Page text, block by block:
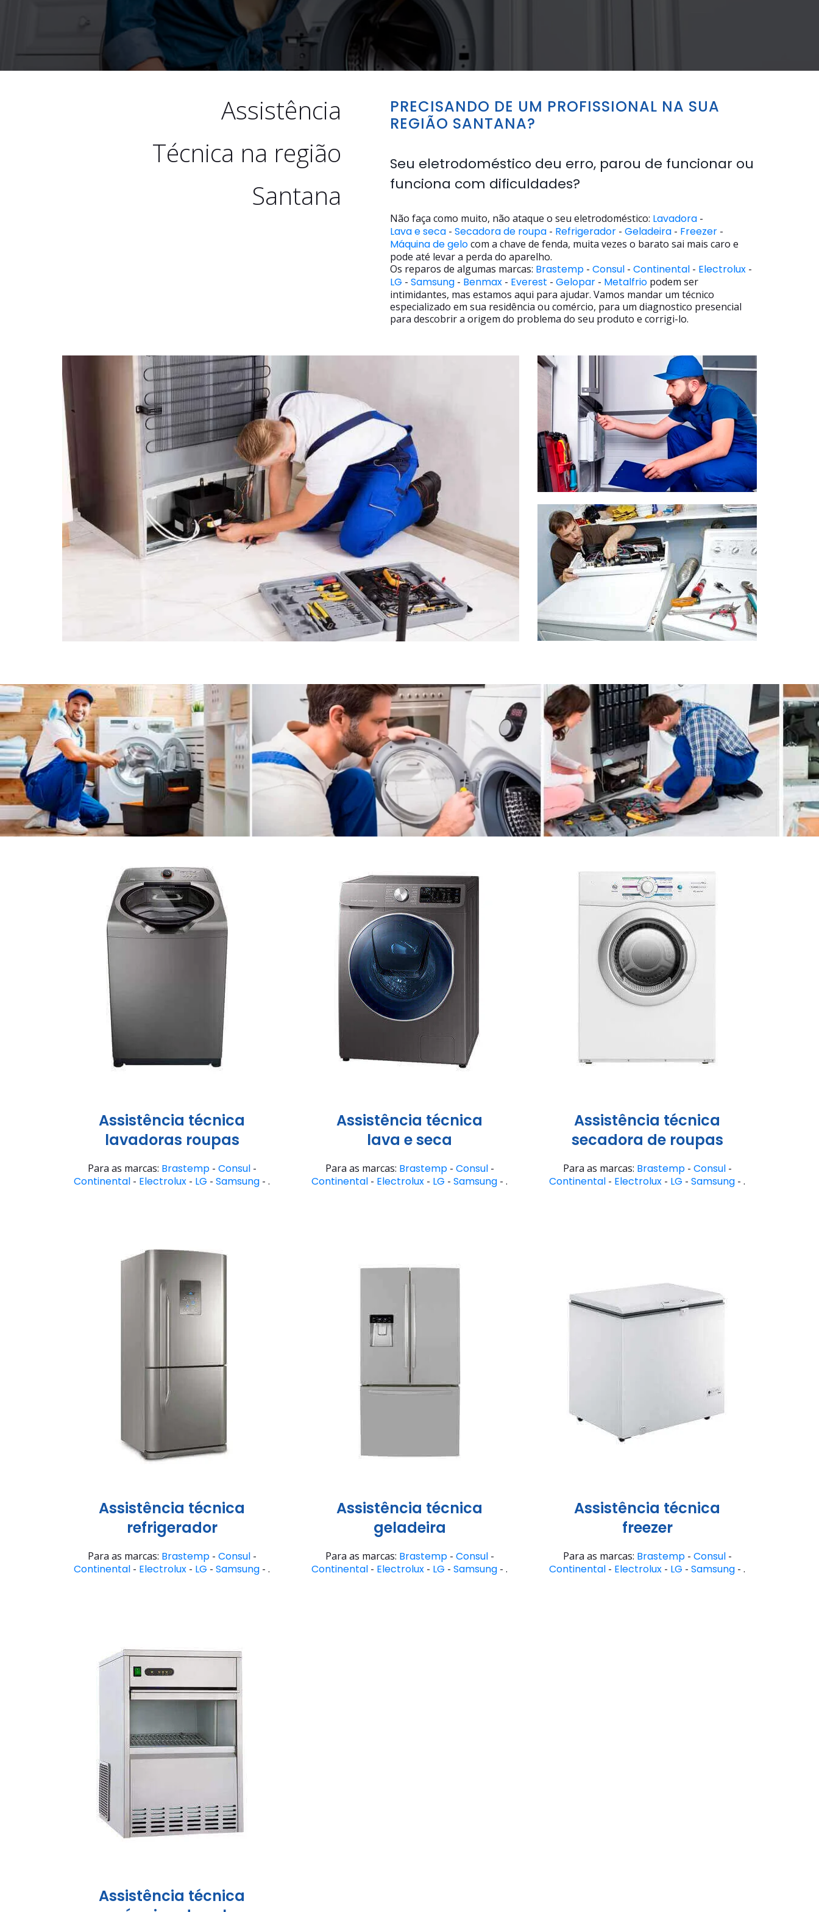
Assistência
Técnica na região
Santana
PRECISANDO DE UM PROFISSIONAL NA SUA
REGIÃO SANTANA?
Seu eletrodoméstico deu erro, parou de funcionar ou
funciona com dificuldades?
Não faça como muito, não ataque o seu eletrodoméstico: Lavadora-
Lava e seca- Secadora de roupa- Refrigerador- Geladeira- Freezer-
Máquina de gelocom a chave de fenda, muita vezes o barato sai mais caro e
pode até levar a perda do aparelho.
Os reparos de algumas marcas: Brastemp- Consul- Continental- Electrolux-
LG - Samsung- Benmax- Everest - Gelopar- Metalfriopodem ser
intimidantes, mas estamos aqui para ajudar. Vamos mandar um técnico
especializado em sua residência ou comércio, para um diagnostico presencial
para descobrir a origem do problema do seu produto e corrigi-lo.
Assistência técnica
lavadoras roupas
Para as marcas: Brastemp- Consul-
Continental - Electrolux - LG - Samsung - .
Assistência técnica
lava e seca
Para as marcas: Brastemp- Consul-
Continental - Electrolux - LG - Samsung - .
Assistência técnica
secadora de roupas
Para as marcas: Brastemp- Consul-
Continental - Electrolux - LG - Samsung - .
Assistência técnica
refrigerador
Para as marcas: Brastemp- Consul-
Continental - Electrolux - LG - Samsung - .
Assistência técnica
geladeira
Para as marcas: Brastemp- Consul-
Continental - Electrolux - LG - Samsung - .
Assistência técnica
freezer
Para as marcas: Brastemp- Consul-
Continental - Electrolux - LG - Samsung - .
Assistência técnica